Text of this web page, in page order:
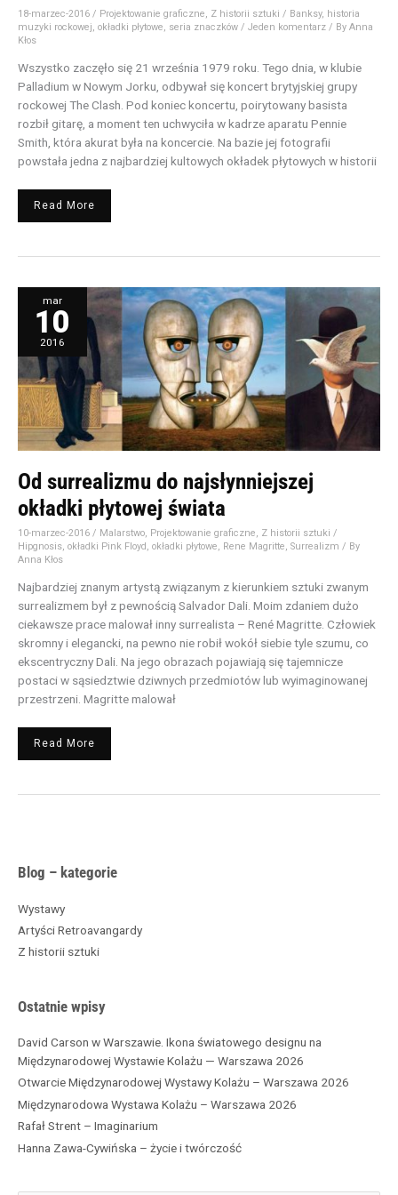
Blog – kategorie
Wystawy
Artyści Retroavangardy
Z historii sztuki
Ostatnie wpisy
David Carson w Warszawie. Ikona światowego designu na
Międzynarodowej Wystawie Kolażu — Warszawa 2026
Otwarcie Międzynarodowej Wystawy Kolażu – Warszawa 2026
Międzynarodowa Wystawa Kolażu – Warszawa 2026
Rafał Strent – Imaginarium
Hanna Zawa-Cywińska – życie i twórczość
A
c
h
i
18-marzec-2016 / Projektowanie graficzne, Z historii sztuki / Banksy, historia
muzyki rockowej, okładki płytowe, seria znaczków / Jeden komentarz / By Anna
Kłos
Wszystko zaczęło się 21 września 1979 roku. Tego dnia, w klubie
Palladium w Nowym Jorku, odbywał się koncert brytyjskiej grupy
rockowej The Clash. Pod koniec koncertu, poirytowany basista
rozbił gitarę, a moment ten uchwyciła w kadrze aparatu Pennie
Smith, która akurat była na koncercie. Na bazie jej fotografii
powstała jedna z najbardziej kultowych okładek płytowych w historii
Read More
mar
10
2016
Od surrealizmu do najsłynniejszej
okładki płytowej świata
10-marzec-2016 / Malarstwo, Projektowanie graficzne, Z historii sztuki /
Hipgnosis, okładki Pink Floyd , okładki płytowe, Rene Magritte, Surrealizm / By
Anna Kłos
Najbardziej znanym artystą związanym z kierunkiem sztuki zwanym
surrealizmem był z pewnością Salvador Dali. Moim zdaniem dużo
ciekawsze prace malował inny surrealista – René Magritte. Człowiek
skromny i elegancki, na pewno nie robił wokół siebie tyle szumu, co
ekscentryczny Dali. Na jego obrazach pojawiają się tajemnicze
postaci w sąsiedztwie dziwnych przedmiotów lub wyimaginowanej
przestrzeni. Magritte malował
Od
surrealizmu
do
najsłynniejszej
okładki
płytowej
świata
Read More